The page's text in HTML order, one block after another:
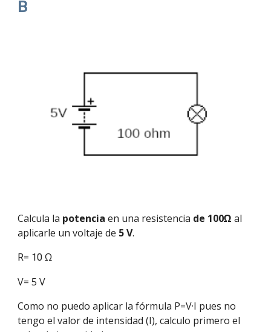
B
Calcula la potencia en una resistencia de 100Ω al
aplicarle un voltaje de 5 V.
R= 10 Ω
V= 5 V
Como no puedo aplicar la fórmula P=V·I pues no
tengo el valor de intensidad (I), calculo primero el